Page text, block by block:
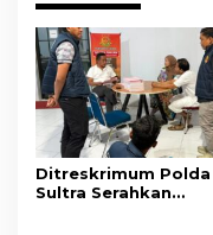
Ditreskrimum Polda
Sultra Serahkan